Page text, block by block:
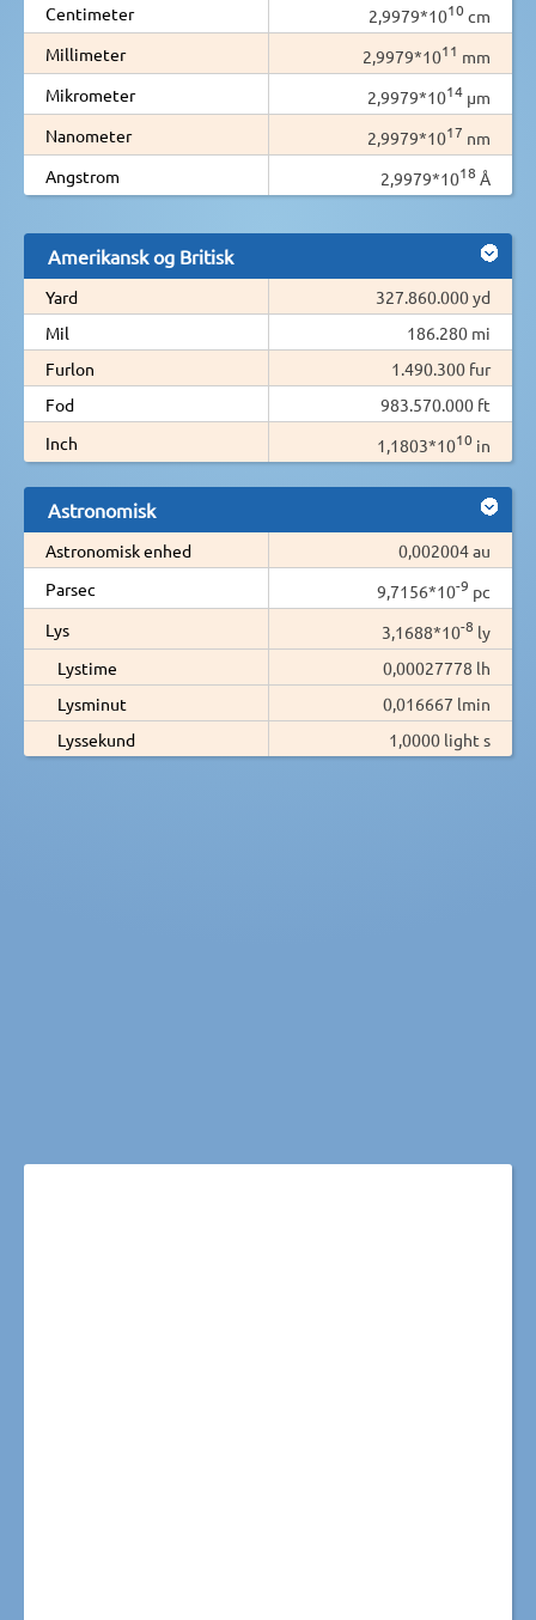
Centimeter 2,9979*1010 cm
Millimeter
2,9979*1011 mm
Mikrometer
2,9979*1014 µm
Nanometer
2,9979*1017 nm
Angstrom
2,9979*1018 Å
Amerikansk og Britisk
Yard
327.860.000 yd
Mil
186.280 mi
Furlon
1.490.300 fur
Fod
983.570.000 ft
Inch
1,1803*1010 in
Astronomisk
Astronomisk enhed
0,002004 au
Parsec
9,7156*10-9 pc
Lys
3,1688*10-8 ly
Lystime
0,00027778 lh
Lysminut
0,016667 lmin
Lyssekund
1,0000 light s